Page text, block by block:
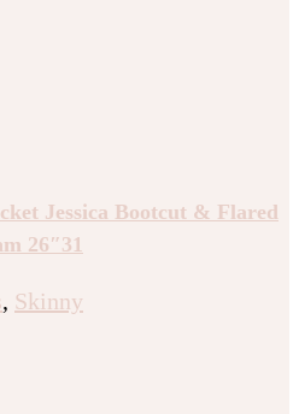
Jessica Bootcut & Flared
26″31
, Skinny